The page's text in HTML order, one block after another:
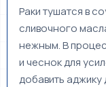
Раки тушатся в
сливочного
нежным. В
и чеснок для
добавить аджику